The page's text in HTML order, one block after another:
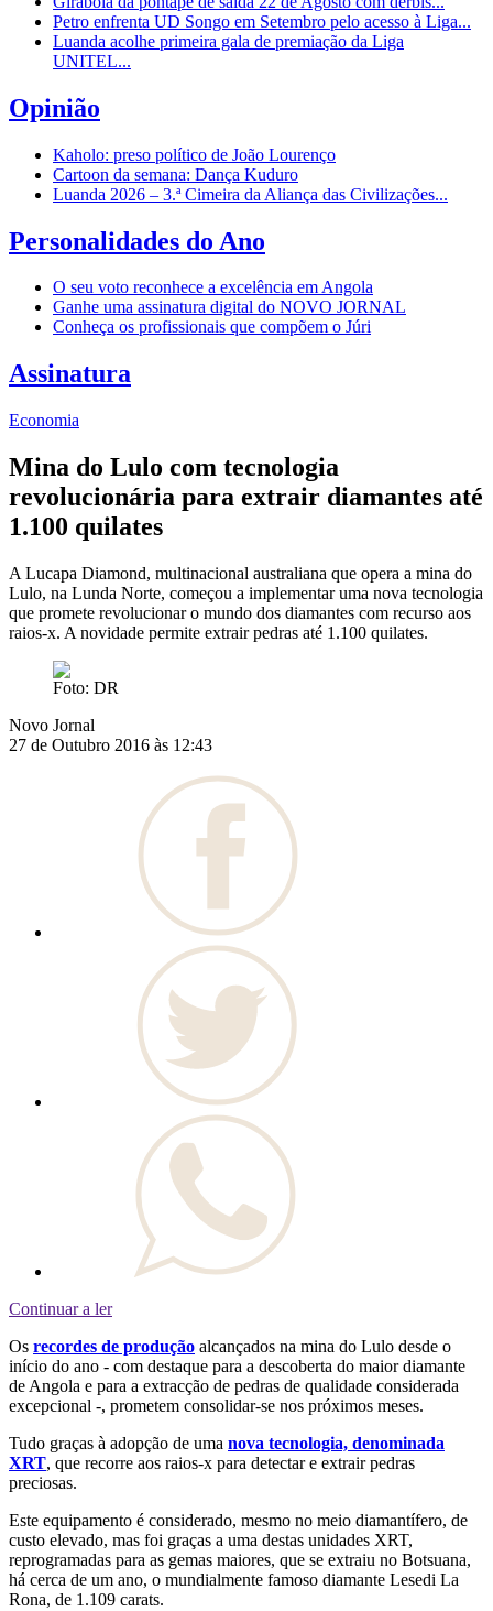
Petro enfrenta UD Songo em Setembro pelo acesso à Liga...
Luanda acolhe primeira gala de premiação da Liga
UNITEL...
Opinião
Kaholo: preso político de João Lourenço
Cartoon da semana: Dança Kuduro
Luanda 2026 – 3.ª Cimeira da Aliança das Civilizações...
Personalidades do Ano
O seu voto reconhece a excelência em Angola
Ganhe uma assinatura digital do NOVO JORNAL
Conheça os profissionais que compõem o Júri
Assinatura
Economia
Mina do Lulo com tecnologia
revolucionária para extrair diamantes até
1.100 quilates
A Lucapa Diamond, multinacional australiana que opera a mina do
Lulo, na Lunda Norte, começou a implementar uma nova tecnologia
que promete revolucionar o mundo dos diamantes com recurso aos
raios-x. A novidade permite extrair pedras até 1.100 quilates.
Foto: DR
Novo Jornal
27 de Outubro 2016 às 12:43
Continuar a ler
Os recordes de produção alcançados na mina do Lulo desde o
início do ano - com destaque para a descoberta do maior diamante
de Angola e para a extracção de pedras de qualidade considerada
excepcional -, prometem consolidar-se nos próximos meses.
Tudo graças à adopção de uma nova tecnologia, denominada
XRT, que recorre aos raios-x para detectar e extrair pedras
preciosas.
Este equipamento é considerado, mesmo no meio diamantífero, de
custo elevado, mas foi graças a uma destas unidades XRT,
reprogramadas para as gemas maiores, que se extraiu no Botsuana,
há cerca de um ano, o mundialmente famoso diamante Lesedi La
Rona, de 1.109 carats.